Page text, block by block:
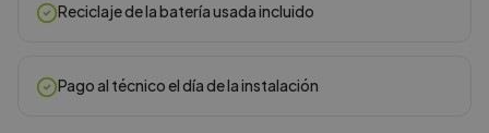
Reciclaje de la batería usada incluido
Pago al técnico el día de la instalación